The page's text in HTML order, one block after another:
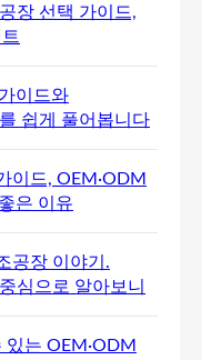
장 선택 가이드,
이드와
쉽게 풀어봅니다
이드, OEM·ODM
은 이유
공장 이야기.
심으로 알아보니
는 OEM·ODM